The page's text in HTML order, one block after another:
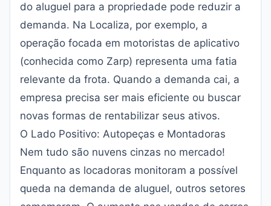
do aluguel para a propriedade pode reduzir a
demanda. Na Localiza, por exemplo, a
operação focada em motoristas de aplicativo
(conhecida como Zarp) representa uma fatia
relevante da frota. Quando a demanda cai, a
empresa precisa ser mais eficiente ou buscar
novas formas de rentabilizar seus ativos.
O Lado Positivo: Autopeças e Montadoras
Nem tudo são nuvens cinzas no mercado!
Enquanto as locadoras monitoram a possível
queda na demanda de aluguel, outros setores